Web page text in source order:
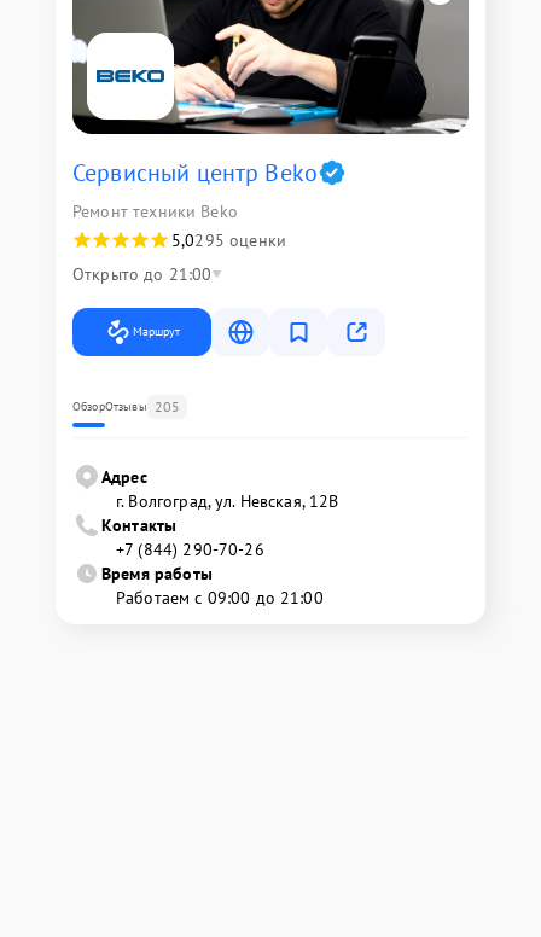
Сервисный центр Beko
Ремонт техники Beko
5,0295 оценки
Открыто до 21:00
Маршрут
ОбзорОтзывы 205
Адрес
г. Волгоград, ул. Невская, 12В
Контакты
+7 (844) 290-70-26
Время работы
Работаем с 09:00 до 21:00